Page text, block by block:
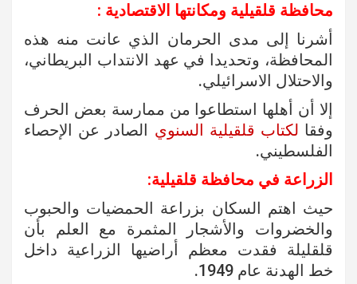
محافظة قلقيلية ومكانتها الاقتصادية :
أشرنا إلى مدى الحرمان الذي عانت منه هذه
المحافظة، وتحديدا في عهد الانتداب البريطاني،
والاحتلال الاسرائيلي.
إلا أن أهلها استطاعوا من ممارسة بعض الحرف
وفقا لكتاب قلقيلية السنوي الصادر عن الإحصاء
الفلسطيني.
الزراعة في محافظة قلقيلية:
حيث اهتم السكان بزراعة الحمضيات والحبوب
والخضروات والأشجار المثمرة مع العلم بأن
قلقليلة فقدت معظم أراضيها الزراعية داخل
خط الهدنة عام 1949.